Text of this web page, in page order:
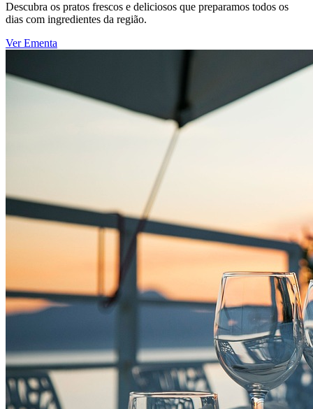
Descubra os pratos frescos e deliciosos que preparamos todos os
dias com ingredientes da região.
Ver Ementa